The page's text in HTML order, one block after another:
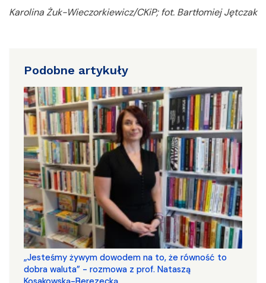
Karolina Żuk-Wieczorkiewicz/CKiP; fot. Bartłomiej Jętczak
Podobne artykuły
„Jesteśmy żywym dowodem na to, że równość to
dobra waluta” - rozmowa z prof. Nataszą